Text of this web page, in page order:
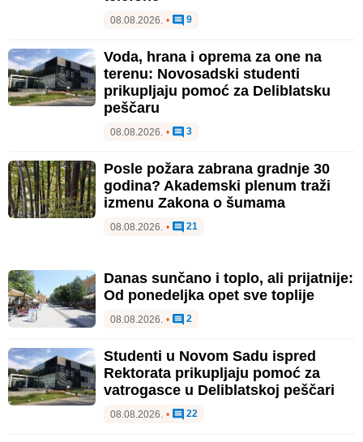
08.08.2026. • 9
Voda, hrana i oprema za one na
terenu: Novosadski studenti
prikupljaju pomoć za Deliblatsku
peščaru
08.08.2026. • 3
Posle požara zabrana gradnje 30
godina? Akademski plenum traži
izmenu Zakona o šumama
08.08.2026. • 21
Danas sunčano i toplo, ali prijatnije:
Od ponedeljka opet sve toplije
08.08.2026. • 2
Studenti u Novom Sadu ispred
Rektorata prikupljaju pomoć za
vatrogasce u Deliblatskoj peščari
08.08.2026. • 22